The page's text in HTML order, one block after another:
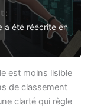
:
a été réécrite en
est moins lisible
de classement
clarté qui règle